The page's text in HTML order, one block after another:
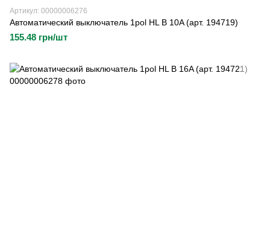
Артикул: 00000006276
Автоматический выключатель 1pol HL B 10A (арт. 194719)
155.48 грн/шт